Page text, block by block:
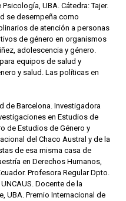
UBA. Cátedra: Tajer.
se desempeña como
de atención a personas
de género en organismos
adolescencia y género.
equipos de salud y
y salud. Las políticas en
de Barcelona. Investigadora
en Estudios de
de Estudios de Género y
del Chaco Austral y de la
de esa misma casa de
en Derechos Humanos,
Profesora Regular Dpto.
Docente de la
UBA. Premio Internacional de